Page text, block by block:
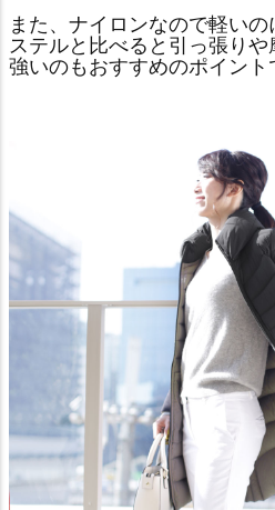
また、ナイロンなので軽い
ステルと比べると引っ張り
強いのもおすすめのポイント